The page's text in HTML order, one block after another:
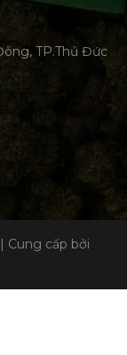
TP.Thủ Đức
| Cung cấp bởi